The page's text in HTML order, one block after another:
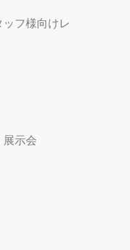
フ様向けレ
展示会